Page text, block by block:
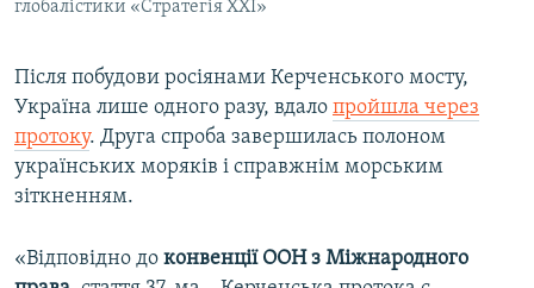
глобалістики «Стратегія ХХI»
Після побудови росіянами Керченського мосту,
Україна лише одного разу, вдало пройшла через
протоку. Друга спроба завершилась полоном
українських моряків і справжнім морським
зіткненням.
«Відповідно до конвенції ООН з Міжнародного